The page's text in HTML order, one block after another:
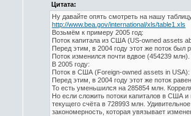
Цитата:
Ну давайте опять смотреть на нашу
http://www.bea.gov/international/xls/table1.xls
Возьмём к примеру 2005 год:
Поток капитала из США (US-owned assets
Перед этим, в 2004 году этот же поток был
Поток изменился почти вдвое (454239
В 2005 году:
Поток в США (Foreign-owned assets in USA):
Перед этим, в 2004 году этот же поток
То есть уменьшился на 285854 млн.
Но если сложить потоки капиталов в США
текущего счёта в 728993 млн.
закономерность, которая увязывает